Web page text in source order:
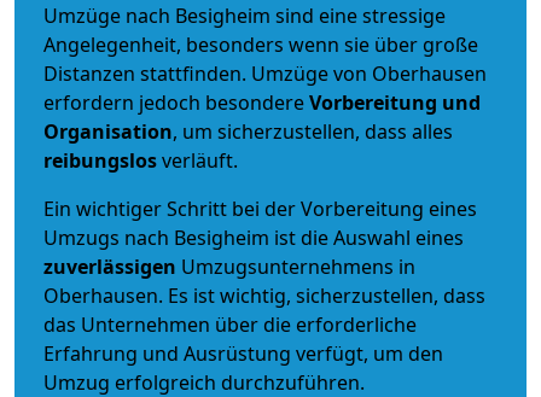
Umzüge nach Besigheim sind eine stressige
Angelegenheit, besonders wenn sie über große
Distanzen stattfinden. Umzüge von Oberhausen
erfordern jedoch besondereVorbereitung und
Organisation, um sicherzustellen, dass alles
reibungslosverläuft.
Ein wichtiger Schritt bei der Vorbereitung eines
Umzugs nach Besigheim ist die Auswahl eines
zuverlässigen Umzugsunternehmens in
Oberhausen. Es ist wichtig, sicherzustellen, dass
das Unternehmen über die erforderliche
Erfahrung und Ausrüstung verfügt, um den
Umzug erfolgreich durchzuführen.